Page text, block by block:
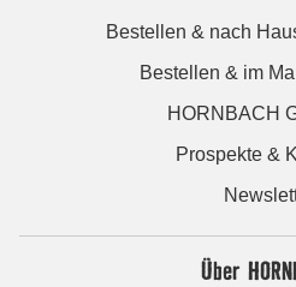
Bestellen & nach
Bestellen & im
HORNBACH
Prospekte &
Über